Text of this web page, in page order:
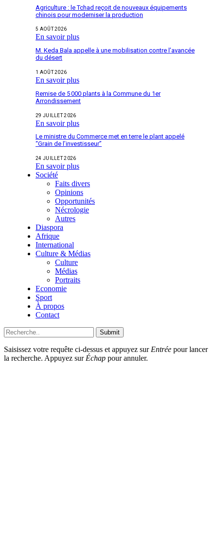
Agriculture : le Tchad reçoit de nouveaux équipements
chinois pour moderniser la production
5 AOÛT 2026
En savoir plus
M. Keda Bala appelle à une mobilisation contre l’avancée
du désert
1 AOÛT 2026
En savoir plus
Remise de 5 000 plants à la Commune du 1er
Arrondissement
29 JUILLET 2026
En savoir plus
Le ministre du Commerce met en terre le plant appelé
“Grain de l’investisseur”
24 JUILLET 2026
En savoir plus
Société
Faits divers
Opinions
Opportunités
Nécrologie
Autres
Diaspora
Afrique
International
Culture & Médias
Culture
Médias
Portraits
Economie
Sport
À propos
Contact
Submit
Saisissez votre requête ci-dessus et appuyez sur Entrée pour lancer
la recherche. Appuyez sur Échap pour annuler.